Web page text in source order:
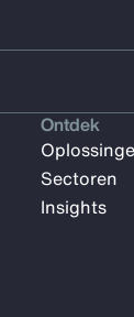
Ontdek
Sectoren
Insights